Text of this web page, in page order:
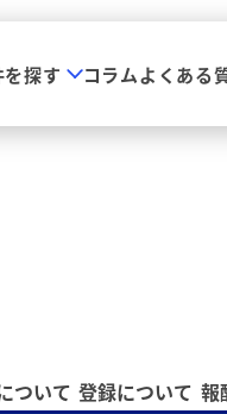
探す コラムよくある
ついて 登録について 報